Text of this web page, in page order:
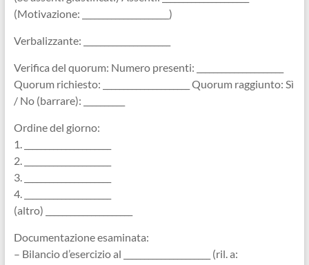
(Motivazione: _____________________)
Verbalizzante: _____________________
Verifica del quorum: Numero presenti: _____________________
Quorum richiesto: _____________________ Quorum raggiunto: Sì
/ No (barrare): __________
Ordine del giorno:
1. _____________________
2. _____________________
3. _____________________
4. _____________________
(altro) _____________________
Documentazione esaminata:
– Bilancio d’esercizio al _____________________ (ril. a: